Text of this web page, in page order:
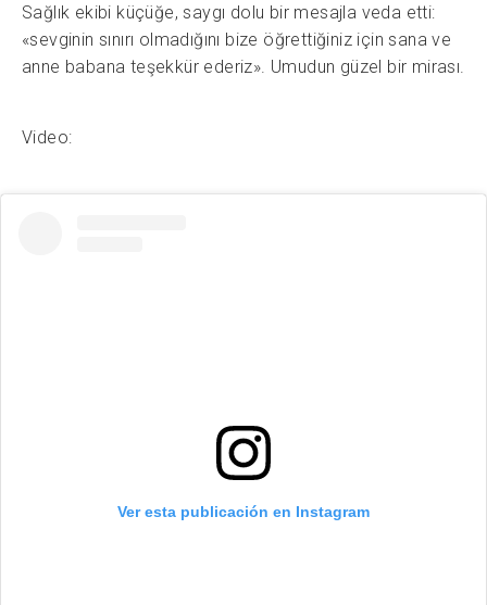
Sağlık ekibi küçüğe, saygı dolu bir mesajla veda etti:
«sevginin sınırı olmadığını bize öğrettiğiniz için sana ve
anne babana teşekkür ederiz». Umudun güzel bir mirası.
Video:
Ver esta publicación en Instagram